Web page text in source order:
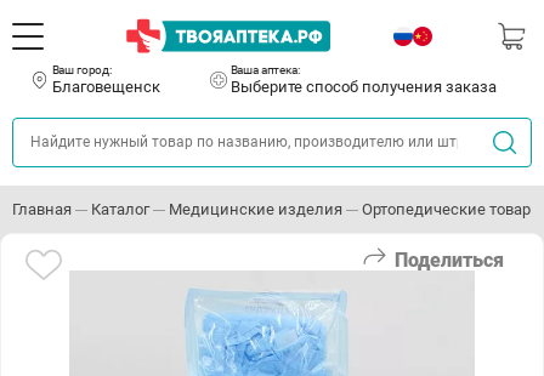
Ваш город:
Благовещенск
Ваша аптека:
Выберите способ получения заказа
Главная Каталог Медицинские изделия Ортопедические товары
Поделиться